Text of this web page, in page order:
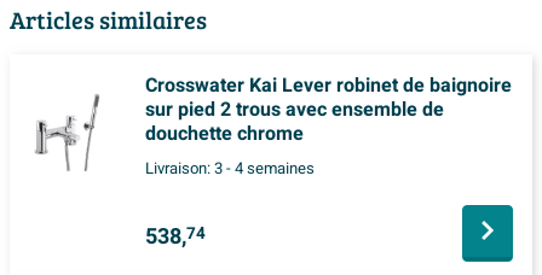
Articles similaires
Crosswater Kai Lever robinet de baignoire
sur pied 2 trous avec ensemble de
douchette chrome
Livraison:3 - 4 semaines
538,74